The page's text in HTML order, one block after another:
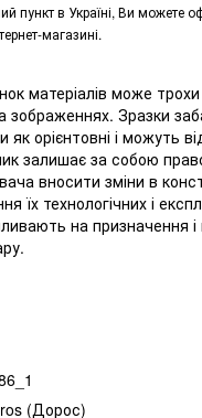
пункт в Україні, Ви можете
магазині.
матеріалів може
зображеннях. Зразки
орієнтовні і можуть
залишає за собою
вносити зміни в
їх технологічних і
на призначення
(Дорос)